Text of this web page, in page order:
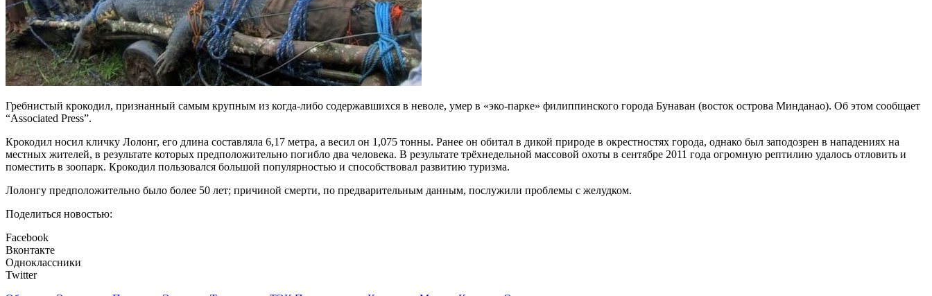
Гребнистый крокодил, признанный самым крупным из когда-либо содержавшихся в неволе, умер в «эко-парке» филиппинского города Бунаван (восток острова Минданао). Об этом сообщает
“Associated Press”.
Крокодил носил кличку Лолонг, его длина составляла 6,17 метра, а весил он 1,075 тонны. Ранее он обитал в дикой природе в окрестностях города, однако был заподозрен в нападениях на
местных жителей, в результате которых предположительно погибло два человека. В результате трёхнедельной массовой охоты в сентябре 2011 года огромную рептилию удалось отловить и
поместить в зоопарк. Крокодил пользовался большой популярностью и способствовал развитию туризма.
Лолонгу предположительно было более 50 лет; причиной смерти, по предварительным данным, послужили проблемы с желудком.
Поделиться новостью:
Facebook
Вконтакте
Одноклассники
Twitter